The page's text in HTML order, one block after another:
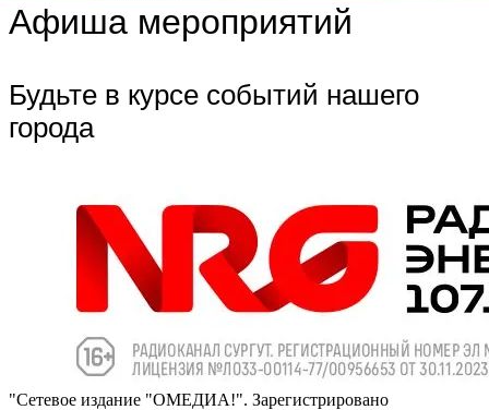
Афиша мероприятий
Будьте в курсе событий нашего
города
"Сетевое издание "ОМЕДИА!". Зарегистрировано